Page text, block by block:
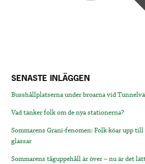
SENASTE INLÄGGEN
Busshållplatserna under broarna vid
Vad tänker folk om de nya stationerna?
Sommarens Grani-fenomen: Folk köar upp
glassar
Sommarens tåguppehåll är över – nu är det